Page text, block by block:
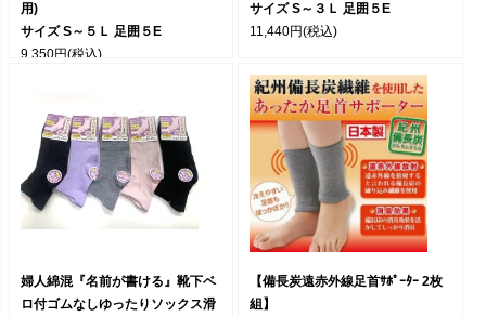
用)
サイズ S～５Ｌ 足囲５E
9,350円(税込)
サイズ S～３Ｌ 足囲５E
11,440円(税込)
婦人綿混『名前が書ける』靴下ベ
ロ付ゴムなしゆったりソックス滑
【備長炭遠赤外線足首ｻﾎﾟｰﾀｰ 2枚
組】